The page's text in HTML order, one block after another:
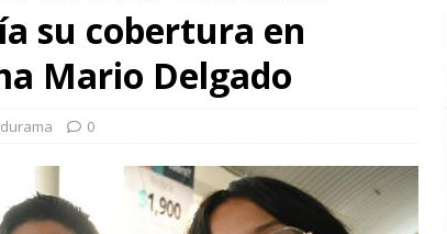
su cobertura en
Mario Delgado
0